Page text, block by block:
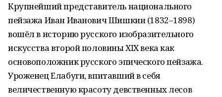
Крупнейший представитель национального
пейзажа Иван Иванович Шишкин (1832–1898)
вошёл в историю русского изобразительного
искусства второй половины ХIХ века как
основоположник русского эпического пейзажа.
Уроженец Елабуги, впитавший в себя
величественную красоту девственных лесов